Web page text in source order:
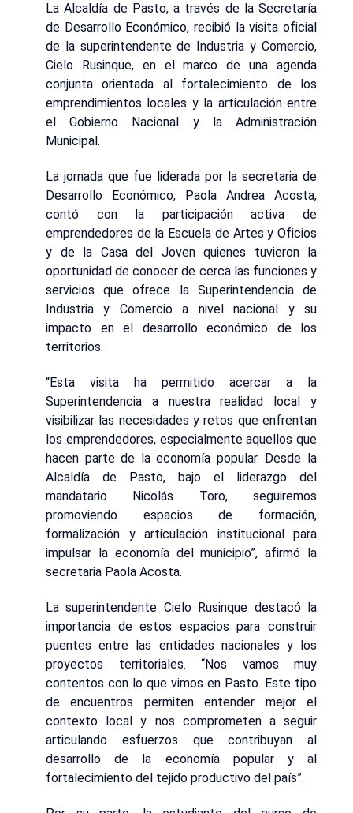
La Alcaldía de Pasto, a través de la Secretaría
de Desarrollo Económico, recibió la visita oficial
de la superintendente de Industria y Comercio,
Cielo Rusinque, en el marco de una agenda
conjunta orientada al fortalecimiento de los
emprendimientos locales y la articulación entre
el Gobierno Nacional y la Administración
Municipal.
La jornada que fue liderada por la secretaria de
Desarrollo Económico, Paola Andrea Acosta,
contó con la participación activa de
emprendedores de la Escuela de Artes y Oficios
y de la Casa del Joven quienes tuvieron la
oportunidad de conocer de cerca las funciones y
servicios que ofrece la Superintendencia de
Industria y Comercio a nivel nacional y su
impacto en el desarrollo económico de los
territorios.
“Esta visita ha permitido acercar a la
Superintendencia a nuestra realidad local y
visibilizar las necesidades y retos que enfrentan
los emprendedores, especialmente aquellos que
hacen parte de la economía popular. Desde la
Alcaldía de Pasto, bajo el liderazgo del
mandatario Nicolás Toro, seguiremos
promoviendo espacios de formación,
formalización y articulación institucional para
impulsar la economía del municipio”, afirmó la
secretaria Paola Acosta.
La superintendente Cielo Rusinque destacó la
importancia de estos espacios para construir
puentes entre las entidades nacionales y los
proyectos territoriales. “Nos vamos muy
contentos con lo que vimos en Pasto. Este tipo
de encuentros permiten entender mejor el
contexto local y nos comprometen a seguir
articulando esfuerzos que contribuyan al
desarrollo de la economía popular y al
fortalecimiento del tejido productivo del país”.